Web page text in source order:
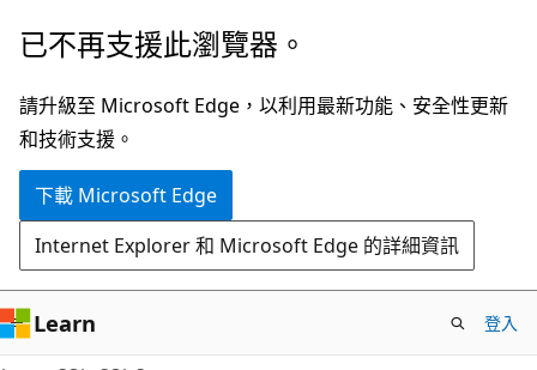
跳
主
要
內
已不再支援此瀏覽器。
請升級至 Microsoft Edge，以利用最新功能、安全性更新
和技術支援。
下載 Microsoft Edge
Internet Explorer 和 Microsoft Edge 的詳細資訊
Learn 登入